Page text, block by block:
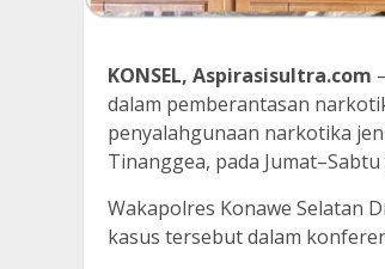
KONSEL, Aspirasisultra.com
dalam pemberantasan
penyalahgunaan narkotika
Tinanggea, pada Jumat–Sabtu
Wakapolres Konawe Selatan
kasus tersebut dalam